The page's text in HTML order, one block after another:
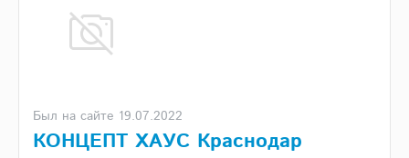
Был на сайте 19.07.2022
КОНЦЕПТ ХАУС Краснодар